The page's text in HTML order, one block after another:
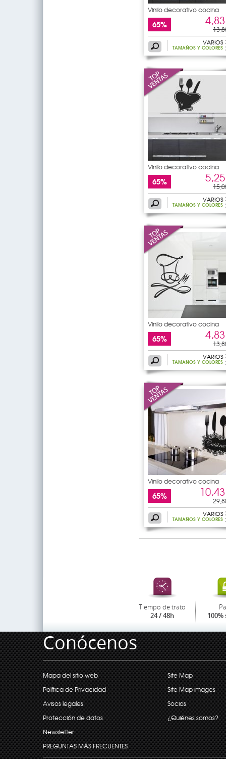
Vinilo decorativo cocina
65%
VARIOS
TAMAÑOS Y COLORES
Vinilo decorativo cocina
65%
VARIOS
TAMAÑOS Y COLORES
Vinilo decorativo cocina
65%
VARIOS
TAMAÑOS Y COLORES
Vinilo decorativo cocina
65%
VARIOS
TAMAÑOS Y COLORES
Tiempo de trato
24 / 48h 100%
Conócenos
Mapa del sitio web
Política de Privacidad
Avisos legales
Protección de datos
Newsletter
PREGUNTAS MÁS FRECUENTES
Site Map
Site Map images
Socios
¿Quiénes somos?